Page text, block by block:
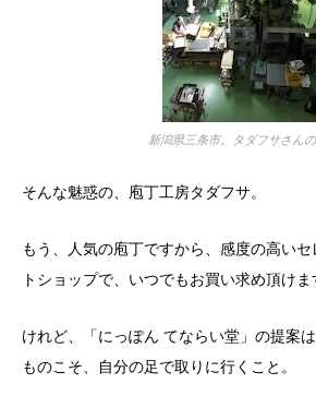
新潟県三条市。タダフサさん
そんな魅惑の、庖丁工房タダフサ。
もう、人気の庖丁ですから、感度の高い
トショップで、いつでもお買い求め頂けま
けれど、「にっぽん てならい堂」の提案
ものこそ、自分の足で取りに行くこと。